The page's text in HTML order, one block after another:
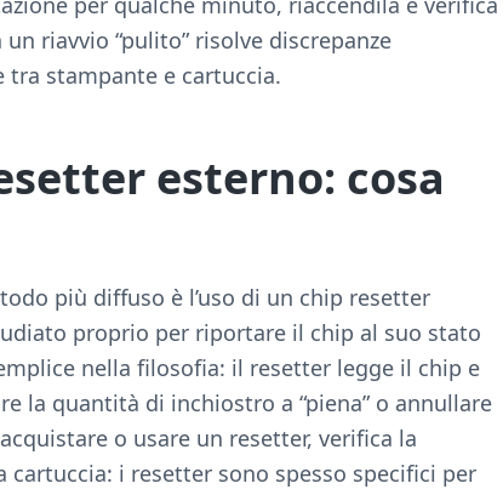
riavvio “pulito” risolve discrepanze
stampante e cartuccia.
esterno: cosa
più diffuso è l’uso di un chip resetter
proprio per riportare il chip al suo stato
nella filosofia: il resetter legge il chip e
la quantità di inchiostro a “piena” o annullare
o usare un resetter, verifica la
i resetter sono spesso specifici per